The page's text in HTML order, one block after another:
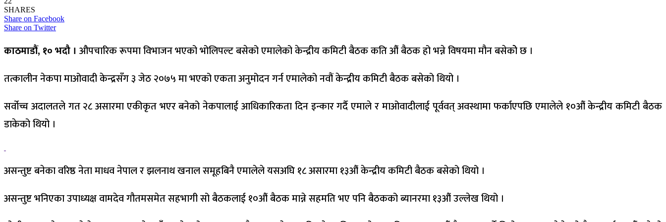
SHARES
Share on Facebook
Share on Twitter
काठमाडौं, १० भदौ । औपचारिक रूपमा विभाजन भएको भोलिपल्ट बसेको एमालेको केन्द्रीय कमिटी बैठक कति औं बैठक हो भन्ने विषयमा मौन बसेकोे छ ।
तत्कालीन नेकपा माओवादी केन्द्रसँग ३ जेठ २०७५ मा भएको एकता अनुमोदन गर्न एमालेको नवौं केन्द्रीय कमिटी बैठक बसेको थियो ।
सर्वोच्च अदालतले गत २८ असारमा एकीकृत भएर बनेको नेकपालाई आधिकारिकता दिन इन्कार गर्दै एमाले र माओवादीलाई पूर्ववत् अवस्थामा फर्काएपछि एमालेले १०औं केन्द्रीय कमिटी बैठक
डाकेको थियो ।
असन्तुष्ट बनेका वरिष्ठ नेता माधव नेपाल र झलनाथ खनाल समूहबिनै एमालेले यसअघि १८ असारमा १३औं केन्द्रीय कमिटी बैठक बसेको थियो ।
असन्तुष्ट भनिएका उपाध्यक्ष वामदेव गौतमसमेत सहभागी सो बैठकलाई १०औं बैठक मान्ने सहमति भए पनि बैठकको ब्यानरमा १३औं उल्लेख थियो ।